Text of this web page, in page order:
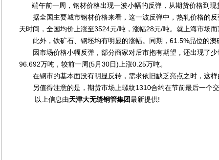
端午前一周，钢材价格出现一波小幅的反弹，从期货价格到现
据全国主要城市钢材价格来看，这一波反弹中，热轧价格的反
天时间，全国均价上涨至3524元/吨，涨幅28元/吨。就上海市场
此外，铁矿石、钢坯均有明显的涨幅。同期，61.5%品位的澳
因市场价格小幅反弹，部分商家对后市抱有期望，还出现了少
96.692万吨，较前一周(5月30日)上涨0.25万吨。
在钢市的基本面没有明显反转，需求依旧缺乏亮点之时，这样
另值得注意的是，期货市场上螺纹1310合约在节前最后一个
以上信息由天津大无缝钢管集团最新提供!